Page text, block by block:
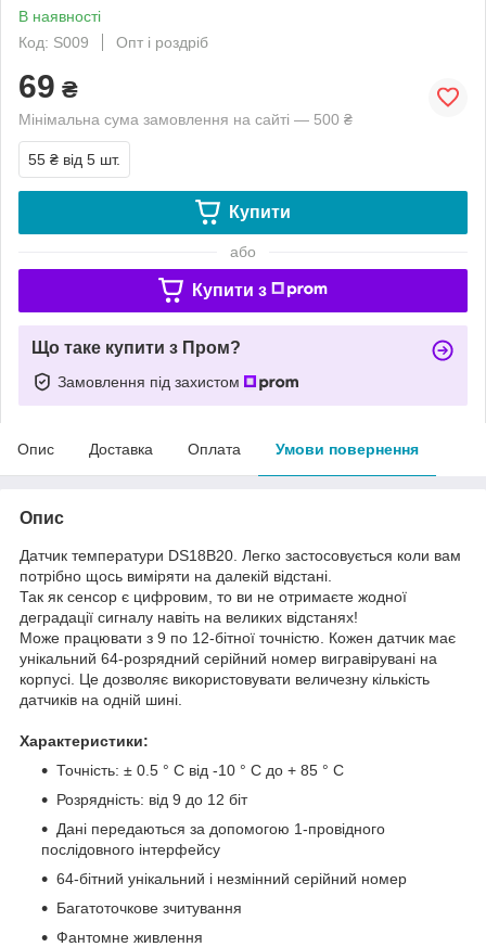
В наявності
Код: S009
Опт і роздріб
69 ₴
Мінімальна сума замовлення на сайті — 500 ₴
55 ₴ від 5 шт.
Купити
або
Купити з
Що таке купити з Пром?
Замовлення під захистом
Опис Доставка Оплата Умови повернення
Опис
Датчик температури DS18B20. Легко застосовується коли вам
потрібно щось виміряти на далекій відстані.
Так як сенсор є цифровим, то ви не отримаєте жодної
деградації сигналу навіть на великих відстанях!
Може працювати з 9 по 12-бітної точністю. Кожен датчик має
унікальний 64-розрядний серійний номер вигравірувані на
корпусі. Це дозволяє використовувати величезну кількість
датчиків на одній шині.
Характеристики:
Точність: ± 0.5 ° C від -10 ° C до + 85 ° C
Розрядність: від 9 до 12 біт
Дані передаються за допомогою 1-провідного
послідовного інтерфейсу
64-бітний унікальний і незмінний серійний номер
Багатоточкове зчитування
Фантомне живлення